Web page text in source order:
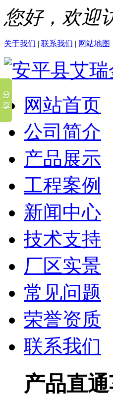
您好，欢迎
关于我们 | 联系我们 | 网站地图
网站首页
公司简介
产品展示
工程案例
新闻中心
技术支持
厂区实景
常见问题
荣誉资质
联系我们
产品直通